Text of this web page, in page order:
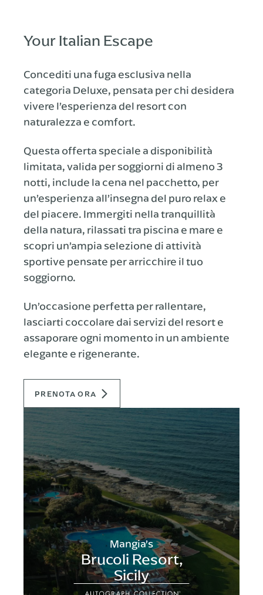
Your Italian Escape
Concediti una fuga esclusiva nella
categoria Deluxe, pensata per chi desidera
vivere l’esperienza del resort con
naturalezza e comfort.
Questa offerta speciale a disponibilità
limitata, valida per soggiorni di almeno 3
notti, include la cena nel pacchetto, per
un’esperienza all’insegna del puro relax e
del piacere. Immergiti nella tranquillità
della natura, rilassati tra piscina e mare e
scopri un’ampia selezione di attività
sportive pensate per arricchire il tuo
soggiorno.
Un’occasione perfetta per rallentare,
lasciarti coccolare dai servizi del resort e
assaporare ogni momento in un ambiente
elegante e rigenerante.
PRENOTA ORA
Mangia’s
Brucoli Resort,
Sicily